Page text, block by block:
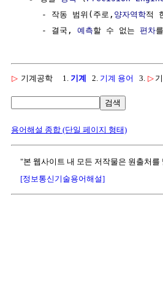
     - 작동 범위(주로,
양자역학적
     - 결국,
예측할 수 없는 편차
▷ 기계공학 1. 기계 2. 기계 용어 3. ▷
검색
용어해설 종합 (단일 페이지 형태)
"본 웹사이트 내 모든 저작물은 원출처
[정보통신기술용어해설]